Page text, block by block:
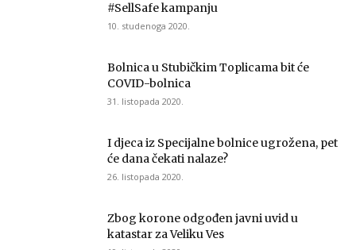
#SellSafe kampanju
10. studenoga 2020.
Bolnica u Stubičkim Toplicama bit će
COVID-bolnica
31. listopada 2020.
I djeca iz Specijalne bolnice ugrožena, pet
će dana čekati nalaze?
26. listopada 2020.
Zbog korone odgođen javni uvid u
katastar za Veliku Ves